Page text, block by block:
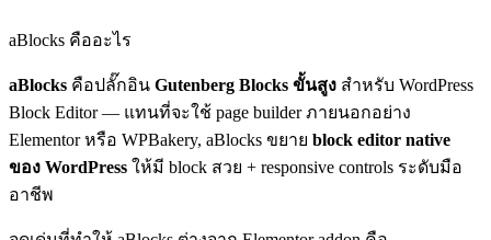
aBlocks คืออะไร
aBlocks คือปลั๊กอิน Gutenberg Blocks ขั้นสูง สำหรับ WordPress
Block Editor — แทนที่จะใช้ page builder ภายนอกอย่าง
Elementor หรือ WPBakery, aBlocks ขยาย block editor native
ของ WordPress ให้มี block สวย + responsive controls ระดับมือ
อาชีพ